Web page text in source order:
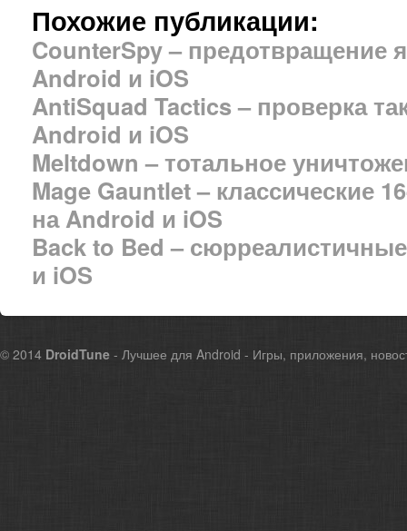
Похожие публикации:
CounterSpy – предотвращение
Android и iOS
AntiSquad Tactics – проверка
Android и iOS
Meltdown – тотальное
Mage Gauntlet – классические
на Android и iOS
Back to Bed –
и iOS
© 2014 DroidTune - Лучшее для Android - Игры, приложения,